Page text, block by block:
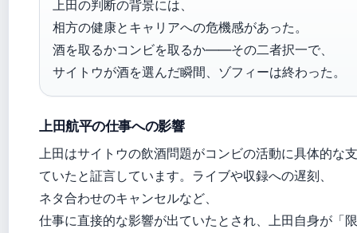
上田の判断の背景には、
相方の健康とキャリアへの危機感があった。
酒を取るかコンビを取るか——その二者択一で、
サイトウが酒を選んだ瞬間、ゾフィーは終わった。
上田航平の仕事への影響
上田はサイトウの飲酒問題がコンビの活動に具体的な
ていたと証言しています。ライブや収録への遅刻、
ネタ合わせのキャンセルなど、
仕事に直接的な影響が出ていたとされ、上田自身が「